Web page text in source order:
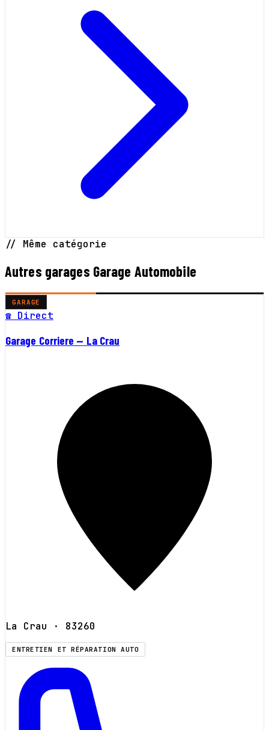
// Même catégorie
Autres garages Garage Automobile
GARAGE
☎ Direct
Garage Corriere — La Crau
La Crau · 83260
ENTRETIEN ET RÉPARATION AUTO